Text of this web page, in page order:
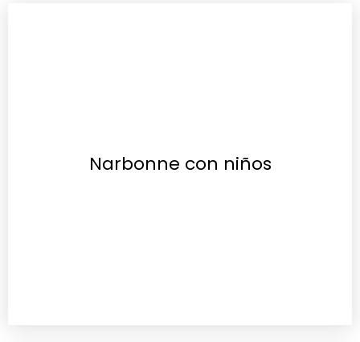
Narbonne con niños